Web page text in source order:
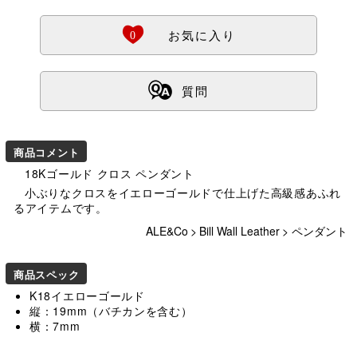
Ö
0 お気に入り
ß 質問
商品コメント
18Kゴールド クロス ペンダント
小ぶりなクロスをイエローゴールドで仕上げた高級感あふれ
るアイテムです。
ALE&Co > Bill Wall Leather > ペンダント
商品スペック
K18イエローゴールド
縦：19mm（バチカンを含む）
横：7mm